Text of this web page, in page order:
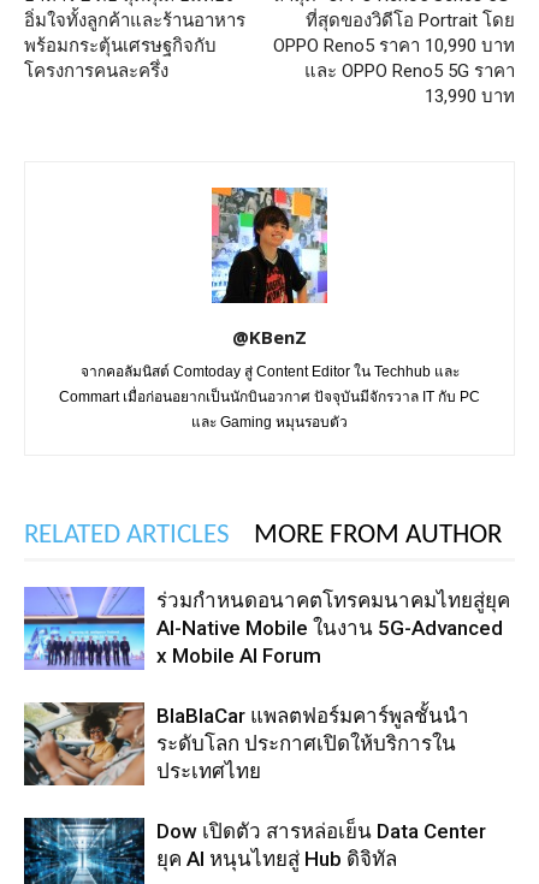
อิ่มใจทั้งลูกค้าและร้านอาหาร
พร้อมกระตุ้นเศรษฐกิจกับ
โครงการคนละครึ่ง
ที่สุดของวิดีโอ Portrait โดย
OPPO Reno5 ราคา 10,990 บาท
และ OPPO Reno5 5G ราคา
13,990 บาท
@KBenZ
จากคอลัมนิสต์ Comtoday สู่ Content Editor ใน Techhub และ
Commart เมื่อก่อนอยากเป็นนักบินอวกาศ ปัจจุบันมีจักรวาล IT กับ PC
และ Gaming หมุนรอบตัว
RELATED ARTICLES MORE FROM AUTHOR
ร่วมกำหนดอนาคตโทรคมนาคมไทยสู่ยุค
AI-Native Mobile ในงาน 5G-Advanced
x Mobile AI Forum
BlaBlaCar แพลตฟอร์มคาร์พูลชั้นนำ
ระดับโลก ประกาศเปิดให้บริการใน
ประเทศไทย
Dow เปิดตัว สารหล่อเย็น Data Center
ยุค AI หนุนไทยสู่ Hub ดิจิทัล